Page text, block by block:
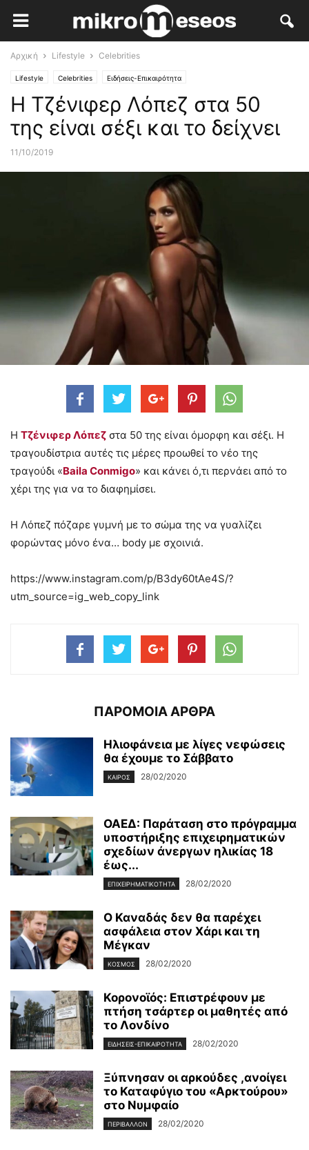
Αρχική Lifestyle Celebrities
Lifestyle Celebrities Ειδήσεις-Επικαιρότητα
Η Τζένιφερ Λόπεζ στα 50
της είναι σέξι και το δείχνει
11/10/2019
Η Τζένιφερ Λόπεζ στα 50 της είναι όμορφη και σέξι. Η
τραγουδίστρια αυτές τις μέρες προωθεί το νέο της
τραγούδι «Baila Conmigo» και κάνει ό,τι περνάει από το
χέρι της για να το διαφημίσει.
Η Λόπεζ πόζαρε γυμνή με το σώμα της να γυαλίζει
φορώντας μόνο ένα… body με σχοινιά.
https://www.instagram.com/p/B3dy60tAe4S/?
utm_source=ig_web_copy_link
ΠΑΡΟΜΟΙΑ ΑΡΘΡΑ
Ηλιοφάνεια με λίγες νεφώσεις
θα έχουμε το Σάββατο
ΚΑΙΡΌΣ 28/02/2020
ΟΑΕΔ: Παράταση στο πρόγραμμα
υποστήριξης επιχειρηματικών
σχεδίων άνεργων ηλικίας 18
έως...
ΕΠΙΧΕΙΡΗΜΑΤΙΚΌΤΗΤΑ 28/02/2020
Ο Καναδάς δεν θα παρέχει
ασφάλεια στον Χάρι και τη
Μέγκαν
ΚΌΣΜΟΣ 28/02/2020
Κορονοϊός: Επιστρέφουν με
πτήση τσάρτερ οι μαθητές από
το Λονδίνο
ΕΙΔΉΣΕΙΣ-ΕΠΙΚΑΙΡΌΤΗΤΑ 28/02/2020
Ξύπνησαν οι αρκούδες ,ανοίγει
το Καταφύγιο του «Αρκτούρου»
στο Νυμφαίο
ΠΕΡΙΒΆΛΛΟΝ 28/02/2020